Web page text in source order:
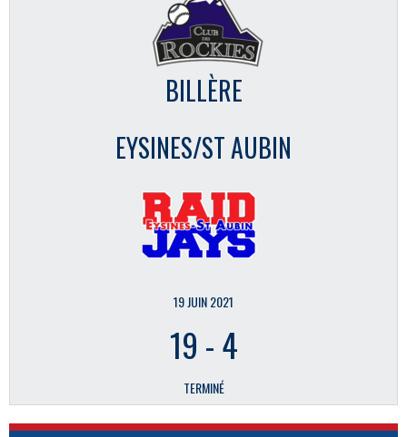
BILLÈRE
EYSINES/ST AUBIN
19 JUIN 2021
19 -4
TERMINÉ